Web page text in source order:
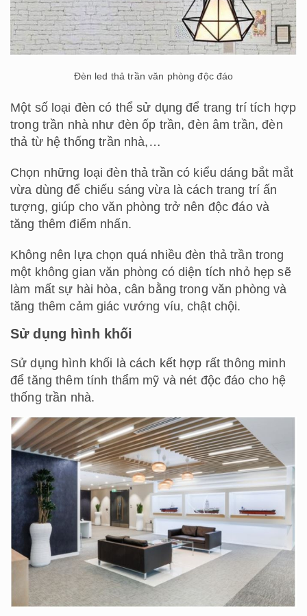
Đèn led thả trần văn phòng độc đáo
Một số loại đèn có thể sử dụng để trang trí tích hợp
trong trần nhà như đèn ốp trần, đèn âm trần, đèn
thả từ hệ thống trần nhà,…
Chọn những loại đèn thả trần có kiểu dáng bắt mắt
vừa dùng để chiếu sáng vừa là cách trang trí ấn
tượng, giúp cho văn phòng trở nên độc đáo và
tăng thêm điểm nhấn.
Không nên lựa chọn quá nhiều đèn thả trần trong
một không gian văn phòng có diện tích nhỏ hẹp sẽ
làm mất sự hài hòa, cân bằng trong văn phòng và
tăng thêm cảm giác vướng víu, chật chội.
Sử dụng hình khối
Sử dụng hình khối là cách kết hợp rất thông minh
để tăng thêm tính thẩm mỹ và nét độc đáo cho hệ
thống trần nhà.